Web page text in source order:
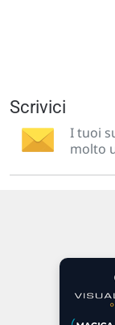
Scrivici
I tuoi
molto